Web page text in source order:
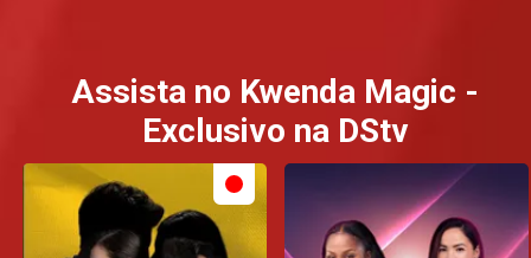
Assista no Kwenda Magic -
Exclusivo na DStv